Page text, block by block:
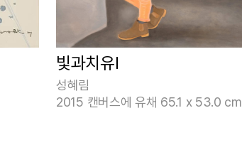
빛과치유Ⅰ
성혜림
2015 캔버스에 유채 65.1 x 53.0 cm